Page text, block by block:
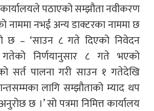
पठाएको सम्झौता नवीकरण
नाममा नभई अन्य डाक्टरका नाममा छ
छ – ‘साउन ८ गते दिएको निवेदन
निर्णयानुसार ८ गते भएको
सर्त पालना गरी साउन १ गतेदेखि
लागि सम्झौताको म्याद थप
छ ।’ सो पत्रमा निमित्त कार्यालय